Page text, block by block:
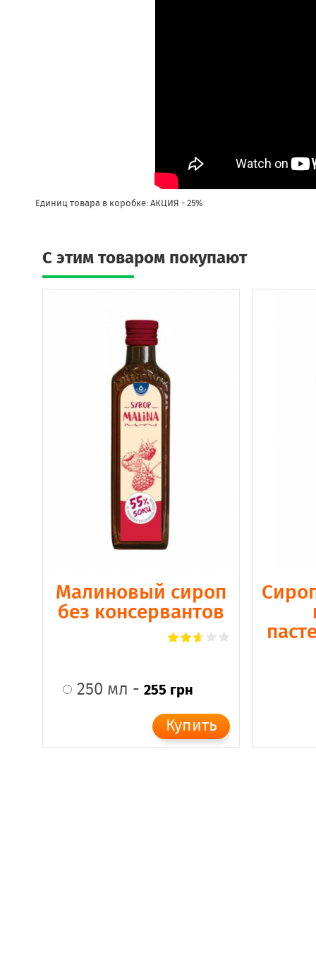
Единиц товара в коробке: АКЦИЯ - 25%
C этим товаром покупают
Малиновый сироп
без консервантов
250 мл - 255 грн